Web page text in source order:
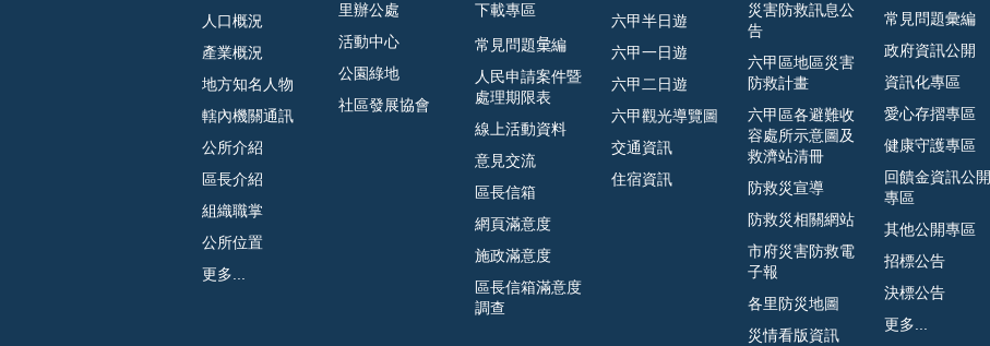
人口概況
產業概況
地方知名人物
轄內機關通訊
公所介紹
區長介紹
組織職掌
公所位置
更多...
里辦公處
活動中心
公園綠地
社區發展協會
下載專區
常見問題𢑥編
人民申請案件暨
處理期限表
線上活動資料
意見交流
區長信箱
網頁滿意度
施政滿意度
區長信箱滿意度
調查
六甲半日遊
六甲一日遊
六甲二日遊
六甲觀光導覽圖
交通資訊
住宿資訊
災害防救訊息公
告
六甲區地區災害
防救計畫
六甲區各避難收
容處所示意圖及
救濟站清冊
防救災宣導
防救災相關網站
市府災害防救電
子報
各里防災地圖
災情看版資訊
常見問題彙編
政府資訊公開
資訊化專區
愛心存摺專區
健康守護專區
回饋金資訊公開
專區
其他公開專區
招標公告
決標公告
更多...